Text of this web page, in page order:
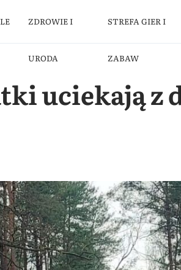
ZDROWIE I
URODA
STREFA GIER I
ZABAW
uciekają z